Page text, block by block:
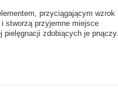
przyciągającym wzrok
stworzą przyjemne miejsce
pielęgnacji zdobiących je pnączy.